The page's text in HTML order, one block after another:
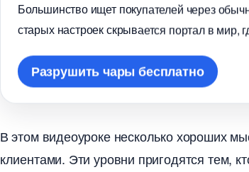
Большинство ищет покупателей через
старых настроек скрывается портал в мир,
Разрушить чары бесплатно
этом видеоуроке несколько хороших
клиентами. Эти уровни пригодятся тем,